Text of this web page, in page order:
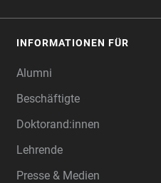
INFORMATIONEN FÜR
Alumni
Beschäftigte
Doktorand:innen
Lehrende
Presse & Medien